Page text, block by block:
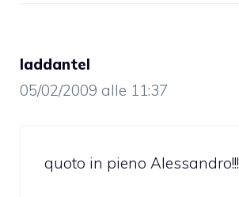
laddantel
05/02/2009 alle 11:37
quoto in pieno Alessandro!!!